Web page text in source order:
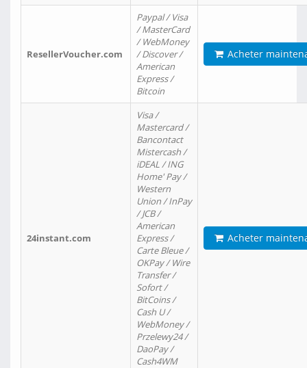
ResellerVoucher.com
Paypal / Visa
/ MasterCard
/ WebMoney
/ Discover /
American
Express /
Bitcoin
Acheter
24instant.com
Visa /
Mastercard /
Bancontact
Mistercash /
iDEAL / ING
Home' Pay /
Western
Union / InPay
/ JCB /
American
Express /
Carte Bleue /
OKPay / Wire
Transfer /
Sofort /
BitCoins /
Cash U /
WebMoney /
Przelewy24 /
DaoPay /
Cash4WM
Acheter